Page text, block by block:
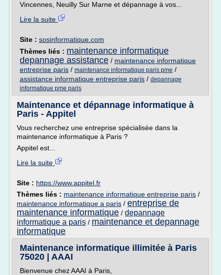
Vincennes, Neuilly Sur Marne et dépannage à vos...
Lire la suite
Site : sosinformatique.com
Thèmes liés : maintenance informatique
depannage assistance / maintenance informatique
entreprise paris / maintenance informatique paris pme /
assistance informatique entreprise paris / depannage
informatique pme paris
Maintenance et dépannage informatique à
Paris - Appitel
Vous recherchez une entreprise spécialisée dans la
maintenance informatique à Paris ?
Appitel est...
Lire la suite
Site : https://www.appitel.fr
Thèmes liés : maintenance informatique entreprise paris /
maintenance informatique a paris / entreprise de
maintenance informatique / depannage
informatique a paris / maintenance et depannage
informatique
Maintenance informatique illimitée à Paris
75020 | AAAI
Bienvenue chez AAAI à Paris,